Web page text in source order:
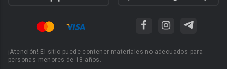
¡Atención! El sitio puede contener materiales no adecuados para
personas menores de 18 años.